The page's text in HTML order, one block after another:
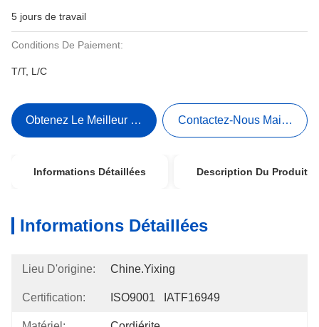
5 jours de travail
Conditions De Paiement:
T/T, L/C
Obtenez Le Meilleur Prix Contactez-Nous Maintenant
Informations Détaillées Description Du Produit
Informations Détaillées
Lieu D'origine: Chine.Yixing
Certification: ISO9001   IATF16949